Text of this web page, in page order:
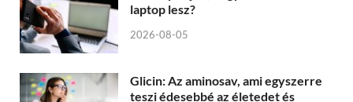
laptop lesz?
2026-08-05
Glicin: Az aminosav, ami egyszerre
teszi édesebbé az életedet és